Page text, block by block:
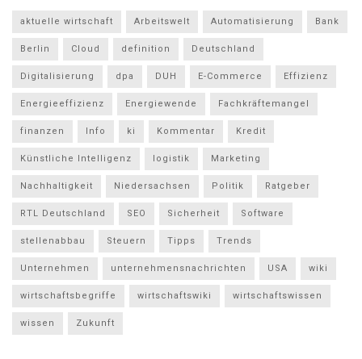
aktuelle wirtschaft Arbeitswelt Automatisierung Bank
Berlin Cloud definition Deutschland
Digitalisierung dpa DUH E-Commerce Effizienz
Energieeffizienz Energiewende Fachkräftemangel
finanzen Info ki Kommentar Kredit
Künstliche Intelligenz logistik Marketing
Nachhaltigkeit Niedersachsen Politik Ratgeber
RTL Deutschland SEO Sicherheit Software
stellenabbau Steuern Tipps Trends
Unternehmen unternehmensnachrichten USA wiki
wirtschaftsbegriffe wirtschaftswiki wirtschaftswissen
wissen Zukunft